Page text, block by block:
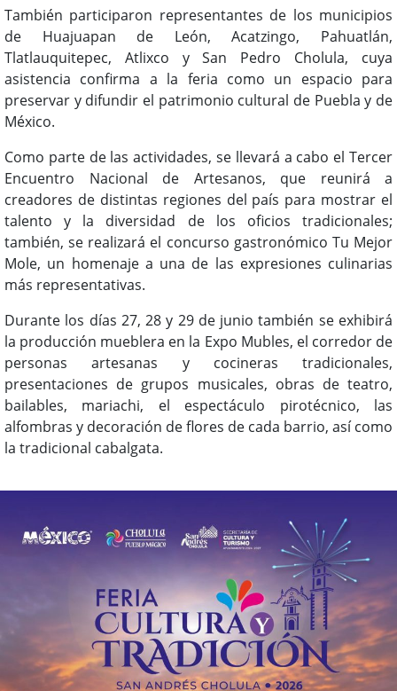
También participaron representantes de los municipios
de Huajuapan de León, Acatzingo, Pahuatlán,
Tlatlauquitepec, Atlixco y San Pedro Cholula, cuya
asistencia confirma a la feria como un espacio para
preservar y difundir el patrimonio cultural de Puebla y de
México.
Como parte de las actividades, se llevará a cabo el Tercer
Encuentro Nacional de Artesanos, que reunirá a
creadores de distintas regiones del país para mostrar el
talento y la diversidad de los oficios tradicionales;
también, se realizará el concurso gastronómico Tu Mejor
Mole, un homenaje a una de las expresiones culinarias
más representativas.
Durante los días 27, 28 y 29 de junio también se exhibirá
la producción mueblera en la Expo Mubles, el corredor de
personas artesanas y cocineras tradicionales,
presentaciones de grupos musicales, obras de teatro,
bailables, mariachi, el espectáculo pirotécnico, las
alfombras y decoración de flores de cada barrio, así como
la tradicional cabalgata.